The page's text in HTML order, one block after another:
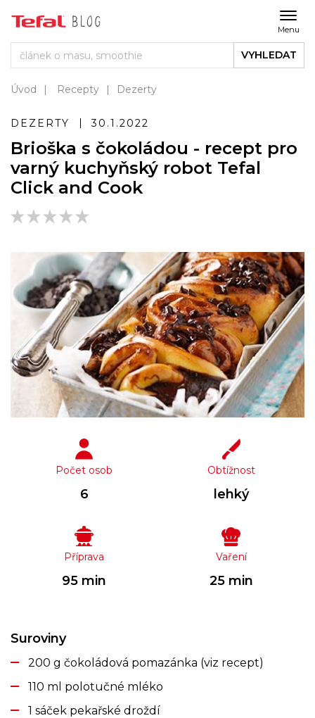
Menu
VYHLEDAT
Úvod Recepty Dezerty
DEZERTY 30.1.2022
Brioška s čokoládou - recept pro
varný kuchyňský robot Tefal
Click and Cook
Počet osob
6
Obtížnost
lehký
Příprava
95 min
Vaření
25 min
Suroviny
200 g čokoládová pomazánka (viz recept)
110 ml polotučné mléko
1 sáček pekařské droždí